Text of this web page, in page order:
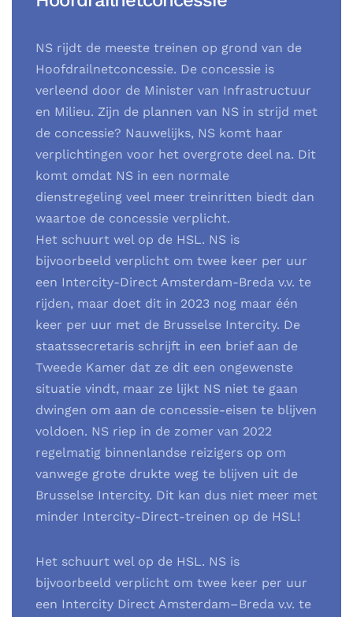
NS rijdt de meeste treinen op grond van de
Hoofdrailnetconcessie. De concessie is
verleend door de Minister van Infrastructuur
en Milieu. Zijn de plannen van NS in strijd met
de concessie? Nauwelijks, NS komt haar
verplichtingen voor het overgrote deel na. Dit
komt omdat NS in een normale
dienstregeling veel meer treinritten biedt dan
waartoe de concessie verplicht.
Het schuurt wel op de HSL. NS is
bijvoorbeeld verplicht om twee keer per uur
een Intercity-Direct Amsterdam-Breda v.v. te
rijden, maar doet dit in 2023 nog maar één
keer per uur met de Brusselse Intercity. De
staatssecretaris schrijft in een brief aan de
Tweede Kamer dat ze dit een ongewenste
situatie vindt, maar ze lijkt NS niet te gaan
dwingen om aan de concessie-eisen te blijven
voldoen. NS riep in de zomer van 2022
regelmatig binnenlandse reizigers op om
vanwege grote drukte weg te blijven uit de
Brusselse Intercity. Dit kan dus niet meer met
minder Intercity-Direct-treinen op de HSL!
Het schuurt wel op de HSL. NS is
bijvoorbeeld verplicht om twee keer per uur
een Intercity Direct Amsterdam–Breda v.v. te